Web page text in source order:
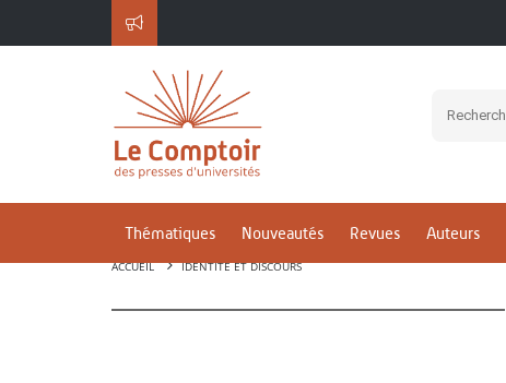
Thématiques Nouveautés Revues Auteurs
ACCUEIL IDENTITÉ ET DISCOURS